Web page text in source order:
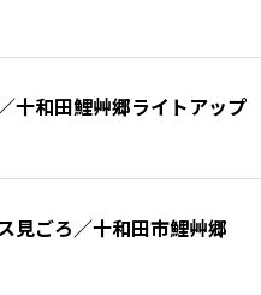
十和田鯉艸郷ライトアップ
見ごろ／十和田市鯉艸郷